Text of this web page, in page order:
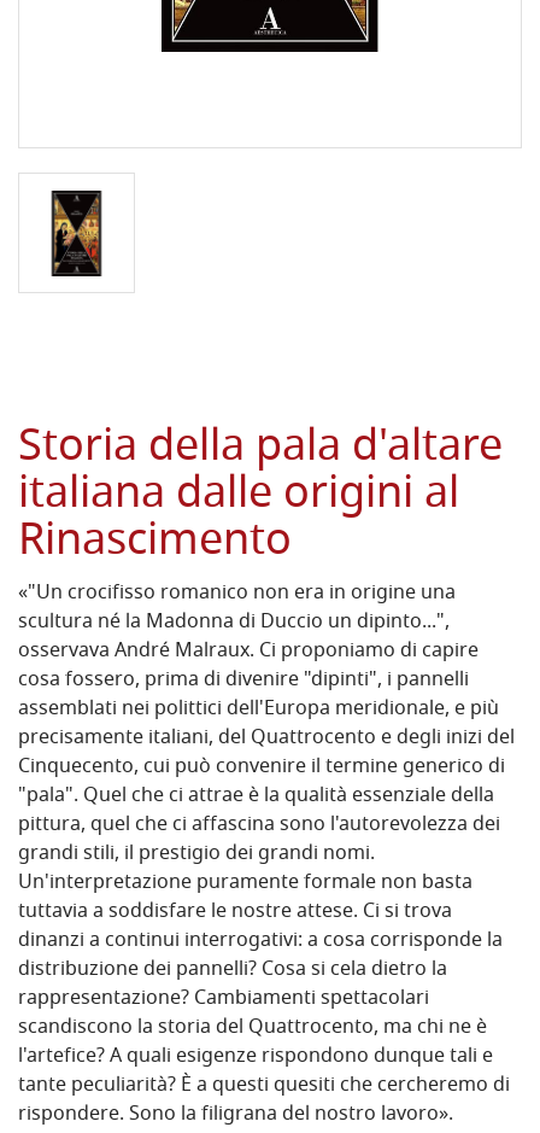
Storia della pala d'altare
italiana dalle origini al
Rinascimento
«"Un crocifisso romanico non era in origine una
scultura né la Madonna di Duccio un dipinto...",
osservava André Malraux. Ci proponiamo di capire
cosa fossero, prima di divenire "dipinti", i pannelli
assemblati nei polittici dell'Europa meridionale, e più
precisamente italiani, del Quattrocento e degli inizi del
Cinquecento, cui può convenire il termine generico di
"pala". Quel che ci attrae è la qualità essenziale della
pittura, quel che ci affascina sono l'autorevolezza dei
grandi stili, il prestigio dei grandi nomi.
Un'interpretazione puramente formale non basta
tuttavia a soddisfare le nostre attese. Ci si trova
dinanzi a continui interrogativi: a cosa corrisponde la
distribuzione dei pannelli? Cosa si cela dietro la
rappresentazione? Cambiamenti spettacolari
scandiscono la storia del Quattrocento, ma chi ne è
l'artefice? A quali esigenze rispondono dunque tali e
tante peculiarità? È a questi quesiti che cercheremo di
rispondere. Sono la filigrana del nostro lavoro».